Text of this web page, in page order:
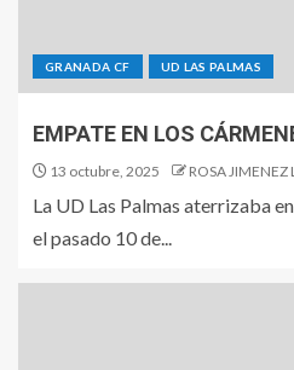
GRANADA CF UD LAS PALMAS
EMPATE EN LOS
13 octubre, 2025 ROSA JIMENEZ
La UD Las Palmas aterrizaba
el pasado 10 de...